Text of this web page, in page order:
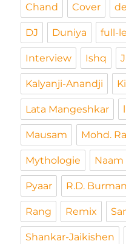
Chand Cover
DJ Duniya full-
Interview Ishq
Kalyanji-Anandji
Lata Mangeshkar
Mausam Mohd.
Mythologie Naam
Pyaar R.D. Burman
Rang Remix
Shankar-Jaikishen